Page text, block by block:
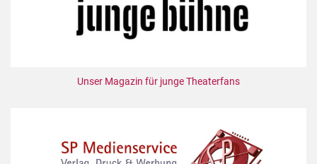
Unser Magazin für junge Theaterfans